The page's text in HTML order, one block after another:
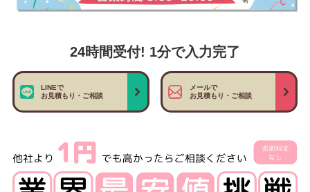
24時間受付! 1分で入力完了
LINEで
お見積もり・ご相談
メールで
お見積もり・ご相談